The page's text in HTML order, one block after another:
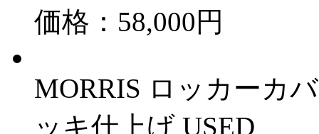
価格：58,000円
MORRIS ロッカーカ
ッキ仕上げ USED